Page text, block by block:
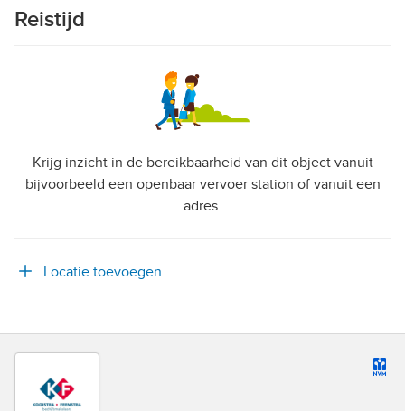
Reistijd
Krijg inzicht in de bereikbaarheid van dit object vanuit
bijvoorbeeld een openbaar vervoer station of vanuit een
adres.
Locatie toevoegen